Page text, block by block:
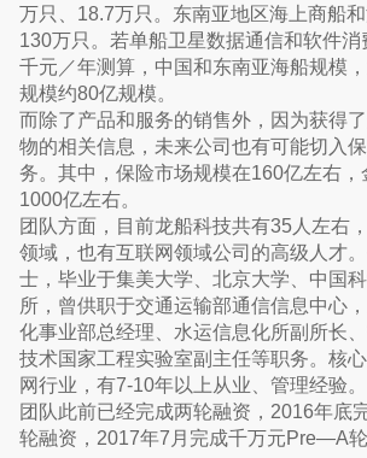
万只、18.7万只。东南亚地区海上商船和
130万只。若单船卫星数据通信和软件
千元／年测算，中国和东南亚海船规模
规模约80亿规模。
而除了产品和服务的销售外，因为获得
物的相关信息，未来公司也有可能切入
务。其中，保险市场规模在160亿左右，
1000亿左右。
团队方面，目前龙船科技共有35人左右
领域，也有互联网领域公司的高级人才
士，毕业于集美大学、北京大学、中国
所，曾供职于交通运输部通信信息中心
化事业部总经理、水运信息化所副所长
技术国家工程实验室副主任等职务。核
网行业，有7-10年以上从业、管理经验。
团队此前已经完成两轮融资，2016年底
轮融资，2017年7月完成千万元Pre—A轮